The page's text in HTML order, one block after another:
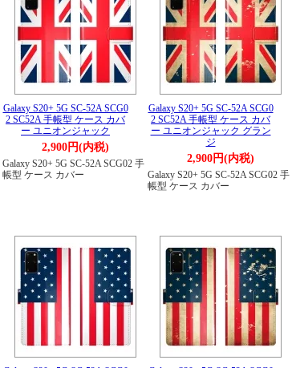
Galaxy S20+ 5G SC-52A SCG0
2 SC52A 手帳型 ケース カバ
ー ユニオンジャック
2,900円(内税)
Galaxy S20+ 5G SC-52A SCG02 手
帳型 ケース カバー
Galaxy S20+ 5G SC-52A SCG0
2 SC52A 手帳型 ケース カバ
ー ユニオンジャック グラン
ジ
2,900円(内税)
Galaxy S20+ 5G SC-52A SCG02 手
帳型 ケース カバー